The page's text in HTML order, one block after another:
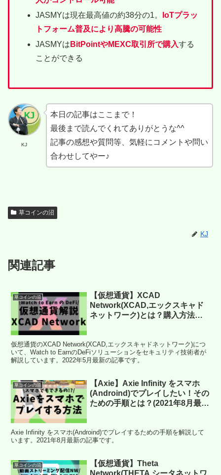
JASMYは現在最高値の約38分の1。
IoTプラッ
トフォーム普及により高騰の可能性
JASMYは BitPointやMEXC取引所で購入する
ことができる
KJ
本日の記事はここまで！
最後まで読んでくれてありがとうな^^
記事の感想や質問等、気軽にコメントや問い
合わせしてやー♪
草コインの沼
KJ
関連記事
草コインの沼
【仮想通貨】XCAD
Network(XCAD,エックスキャド
ネットワーク)とは？購入方法
解説！(2022年5月最新)
仮想通貨のXCAD Network(XCAD,エックスキャドネットワーク)につ
いて、Watch to EarnのDeFiソリューションをセキュリティ技術者が
解説しています。2022年5月最新の記事です。
草コインの沼
【Axie】Axie Infinity をスマホ
(Androind)でプレイしたい！その
ための手順とは？(2021年8月最
Axie Infinity をスマホ(Androind)でプレイするための手順を解説して
います。2021年8月最新の記事です。
草コインの沼
【仮想通貨】Theta